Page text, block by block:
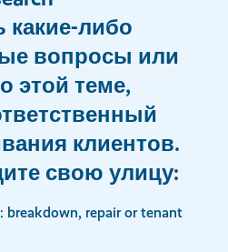
какие-либо
вопросы или
этой теме,
клиентов.
свою улицу:
breakdown, repair or tenant